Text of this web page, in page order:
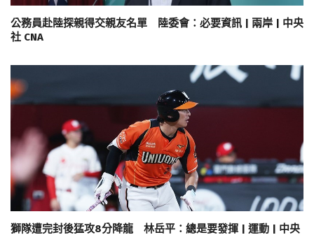
公務員赴陸探親得交親友名單 陸委會：必要資訊 | 兩岸 | 中央
社 CNA
獅隊遭完封後猛攻8分降龍 林岳平：總是要發揮 | 運動 | 中央